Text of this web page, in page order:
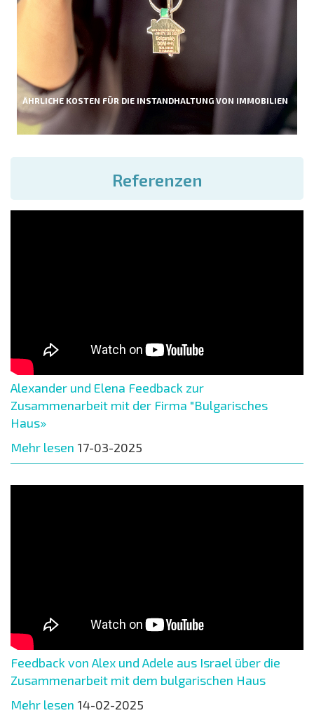
ÄHRLICHE KOSTEN FÜR DIE INSTANDHALTUNG VON IMMOBILIEN
Referenzen
Alexander und Elena Feedback zur
Zusammenarbeit mit der Firma "Bulgarisches
Haus»
Mehr lesen 17-03-2025
Feedback von Alex und Adele aus Israel über die
Zusammenarbeit mit dem bulgarischen Haus
Mehr lesen 14-02-2025